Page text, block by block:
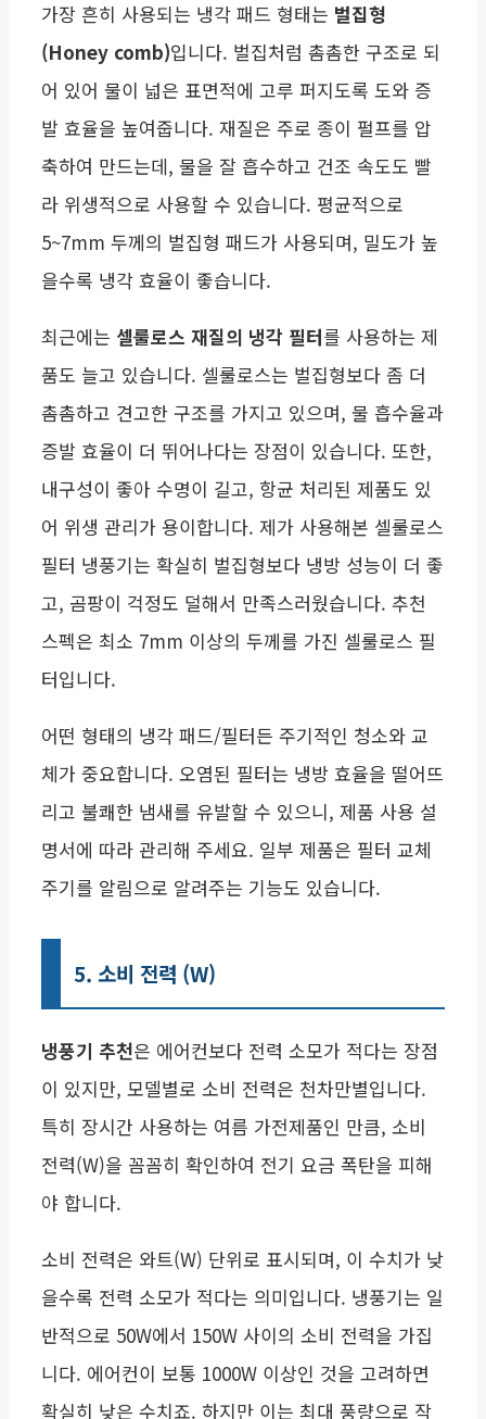
가장 흔히 사용되는 냉각 패드 형태는 벌집형
(Honey comb)입니다. 벌집처럼 촘촘한 구조로 되
어 있어 물이 넓은 표면적에 고루 퍼지도록 도와 증
발 효율을 높여줍니다. 재질은 주로 종이 펄프를 압
축하여 만드는데, 물을 잘 흡수하고 건조 속도도 빨
라 위생적으로 사용할 수 있습니다. 평균적으로
5~7mm 두께의 벌집형 패드가 사용되며, 밀도가 높
을수록 냉각 효율이 좋습니다.
최근에는 셀룰로스 재질의 냉각 필터를 사용하는 제
품도 늘고 있습니다. 셀룰로스는 벌집형보다 좀 더
촘촘하고 견고한 구조를 가지고 있으며, 물 흡수율과
증발 효율이 더 뛰어나다는 장점이 있습니다. 또한,
내구성이 좋아 수명이 길고, 항균 처리된 제품도 있
어 위생 관리가 용이합니다. 제가 사용해본 셀룰로스
필터 냉풍기는 확실히 벌집형보다 냉방 성능이 더 좋
고, 곰팡이 걱정도 덜해서 만족스러웠습니다. 추천
스펙은 최소 7mm 이상의 두께를 가진 셀룰로스 필
터입니다.
어떤 형태의 냉각 패드/필터든 주기적인 청소와 교
체가 중요합니다. 오염된 필터는 냉방 효율을 떨어뜨
리고 불쾌한 냄새를 유발할 수 있으니, 제품 사용 설
명서에 따라 관리해 주세요. 일부 제품은 필터 교체
주기를 알림으로 알려주는 기능도 있습니다.
5. 소비 전력 (W)
냉풍기 추천은 에어컨보다 전력 소모가 적다는 장점
이 있지만, 모델별로 소비 전력은 천차만별입니다.
특히 장시간 사용하는 여름 가전제품인 만큼, 소비
전력(W)을 꼼꼼히 확인하여 전기 요금 폭탄을 피해
야 합니다.
소비 전력은 와트(W) 단위로 표시되며, 이 수치가 낮
을수록 전력 소모가 적다는 의미입니다. 냉풍기는 일
반적으로 50W에서 150W 사이의 소비 전력을 가집
니다. 에어컨이 보통 1000W 이상인 것을 고려하면
확실히 낮은 수치죠. 하지만 이는 최대 풍량으로 작